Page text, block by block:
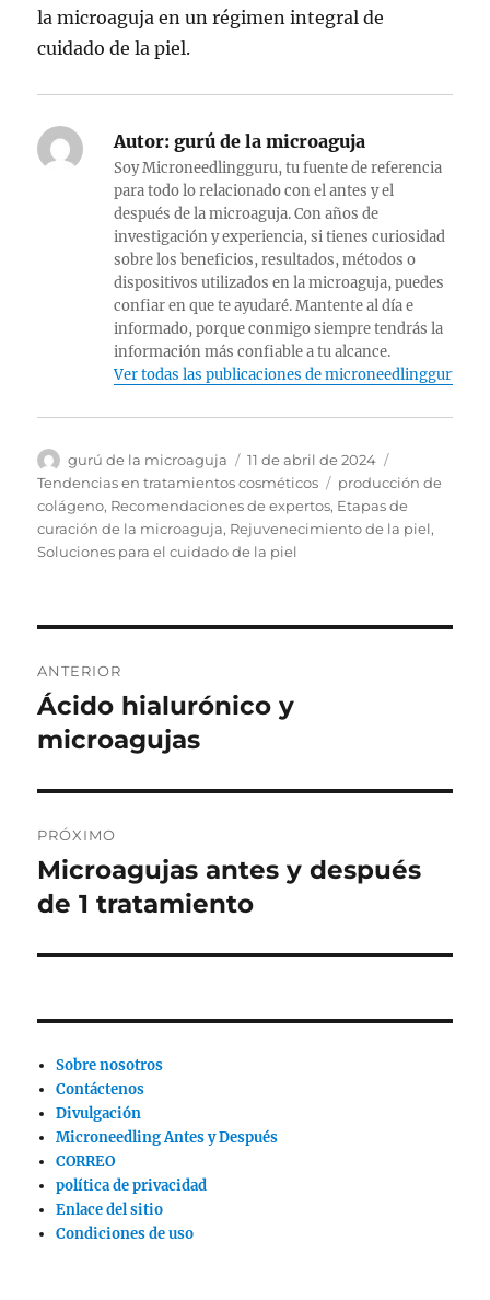
la microaguja en un régimen integral de
cuidado de la piel.
Autor: gurú de la microaguja
Soy Microneedlingguru, tu fuente de referencia
para todo lo relacionado con el antes y el
después de la microaguja. Con años de
investigación y experiencia, si tienes curiosidad
sobre los beneficios, resultados, métodos o
dispositivos utilizados en la microaguja, puedes
confiar en que te ayudaré. Mantente al día e
informado, porque conmigo siempre tendrás la
información más confiable a tu alcance.
Ver todas las publicaciones de microneedlingguru
Autor
gurú de la microaguja
Publicado
el
11 de abril de 2024
Tendencias en tratamientos cosméticos
Etiquetas
producción de
colágeno, Recomendaciones de expertos, Etapas de
curación de la microaguja, Rejuvenecimiento de la piel,
Soluciones para el cuidado de la piel
de
entradas
ANTERIOR
Publicación
anterior:
Ácido hialurónico y
microagujas
PRÓXIMO
Siguiente
publicación:
Microagujas antes y después
de 1 tratamiento
Sobre nosotros
Contáctenos
Divulgación
Microneedling Antes y Después
CORREO
política de privacidad
Enlace del sitio
Condiciones de uso